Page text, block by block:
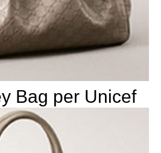
Bag per Unicef